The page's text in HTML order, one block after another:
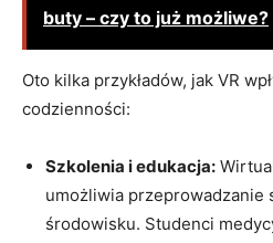
buty – czy to już możliwe?
Oto kilka przykładów, jak VR
codzienności:
Szkolenia i edukacja:
umożliwia przeprowadzanie
środowisku. Studenci